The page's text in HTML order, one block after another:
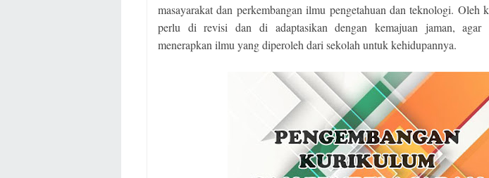
masayarakat dan perkembangan ilmu pengetahuan dan teknologi. Oleh
perlu di revisi dan di adaptasikan dengan kemajuan jaman, agar
menerapkan ilmu yang diperoleh dari sekolah untuk kehidupannya.